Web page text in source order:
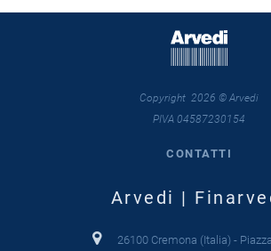
Copyright 2026 © Arvedi
PIVA 04587230154
CONTATTI
Arvedi |
26100 Cremona (Italia) -